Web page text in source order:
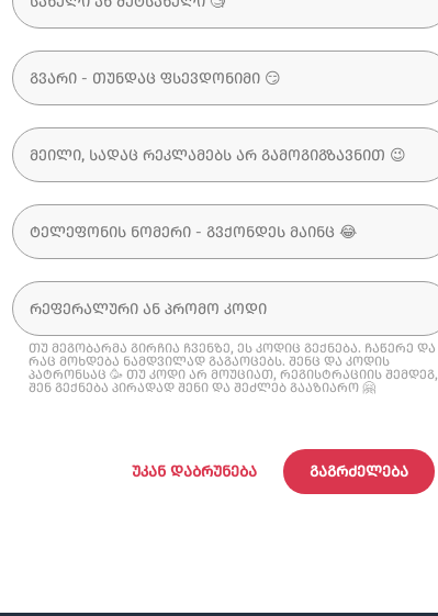
თუ მეგობარმა გირჩია ჩვენზე, ეს კოდიც გექნება. ჩაწერე და
რაც მოხდება ნამდვილად გაგაოცებს. შენც და კოდის
პატრონსაც 🥳 თუ კოდი არ მოუციათ, რეგისტრაციის შემდეგ,
შენ გექნება პირადად შენი და შეძლებ გააზიარო 🤗
ᲣᲙᲐᲜ ᲓᲐᲑᲠᲣᲜᲔᲑᲐ ᲒᲐᲒᲠᲫᲔᲚᲔᲑᲐ